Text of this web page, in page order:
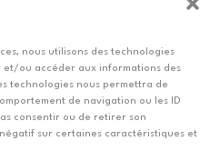
nous utilisons des technologies
et/ou accéder aux informations des
technologies nous permettra de
de navigation ou les ID
consentir ou de retirer son
sur certaines caractéristiques et
déjeuner au